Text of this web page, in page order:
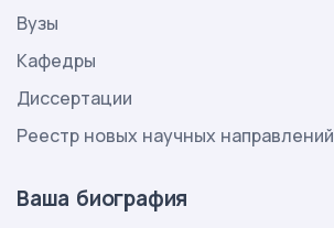
Вузы
Кафедры
Диссертации
Реестр новых научных направлений
Ваша биография